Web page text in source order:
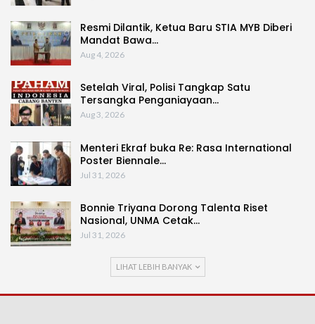
Resmi Dilantik, Ketua Baru STIA MYB Diberi
Mandat Bawa…
Aug 4, 2026
Setelah Viral, Polisi Tangkap Satu
Tersangka Penganiayaan…
Aug 3, 2026
Menteri Ekraf buka Re: Rasa International
Poster Biennale…
Jul 31, 2026
Bonnie Triyana Dorong Talenta Riset
Nasional, UNMA Cetak…
Jul 31, 2026
LIHAT LEBIH BANYAK